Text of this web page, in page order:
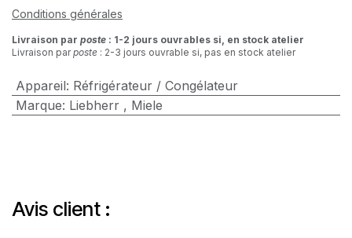
Conditions générales
Livraison par poste : 1-2 jours ouvrables si, en stock atelier
Livraison parposte : 2-3 jours ouvrable si, pas en stock atelier
Appareil: Réfrigérateur / Congélateur
Marque: Liebherr, Miele
Avis client :